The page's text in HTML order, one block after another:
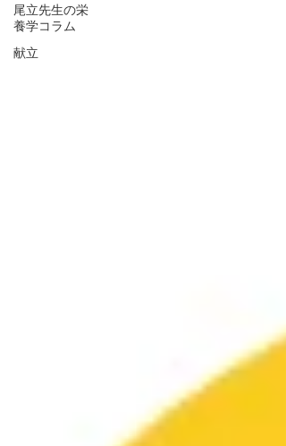
尾立先生の栄
養学コラム
献立